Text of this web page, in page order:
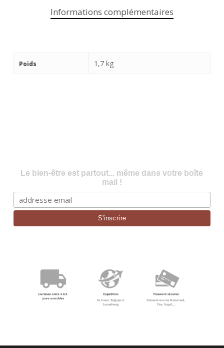
Informations complémentaires
Poids 1,7 kg
Le bien-être est partout... même dans votre boîte
mail !